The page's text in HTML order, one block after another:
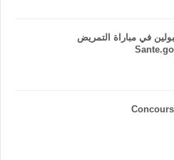
في مباراة التمريض